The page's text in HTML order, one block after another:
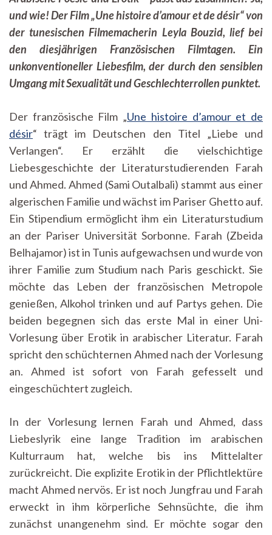
Arabisch
–
Ein
Liebesfilm
der
etwas
anderen
Art
und wie! Der Film „Une histoire d’amour et de désir“ von
der tunesischen Filmemacherin Leyla Bouzid, lief bei
den diesjährigen Französischen Filmtagen. Ein
unkonventioneller Liebesfilm, der durch den sensiblen
Umgang mit Sexualität und Geschlechterrollen punktet.
Der französische Film „Une histoire d’amour et de
désir“ trägt im Deutschen den Titel „Liebe und
Verlangen“. Er erzählt die vielschichtige
Liebesgeschichte der Literaturstudierenden Farah
und Ahmed. Ahmed (Sami Outalbali) stammt aus einer
algerischen Familie und wächst im Pariser Ghetto auf.
Ein Stipendium ermöglicht ihm ein Literaturstudium
an der Pariser Universität Sorbonne. Farah (Zbeida
Belhajamor) ist in Tunis aufgewachsen und wurde von
ihrer Familie zum Studium nach Paris geschickt. Sie
möchte das Leben der französischen Metropole
genießen, Alkohol trinken und auf Partys gehen. Die
beiden begegnen sich das erste Mal in einer Uni-
Vorlesung über Erotik in arabischer Literatur. Farah
spricht den schüchternen Ahmed nach der Vorlesung
an. Ahmed ist sofort von Farah gefesselt und
eingeschüchtert zugleich.
In der Vorlesung lernen Farah und Ahmed, dass
Liebeslyrik eine lange Tradition im arabischen
Kulturraum hat, welche bis ins Mittelalter
zurückreicht. Die explizite Erotik in der Pflichtlektüre
macht Ahmed nervös. Er ist noch Jungfrau und Farah
erweckt in ihm körperliche Sehnsüchte, die ihm
zunächst unangenehm sind. Er möchte sogar den